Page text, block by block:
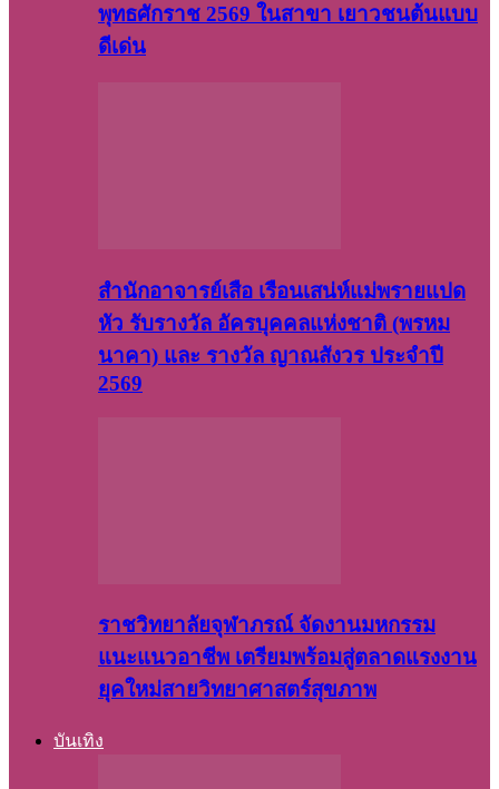
พุทธศักราช 2569 ในสาขา เยาวชนต้นแบบ
ดีเด่น
สำนักอาจารย์เสือ เรือนเสน่ห์แม่พรายแปด
หัว รับรางวัล อัครบุคคลแห่งชาติ (พรหม
นาคา) และ รางวัล ญาณสังวร ประจำปี
2569
ราชวิทยาลัยจุฬาภรณ์ จัดงานมหกรรม
แนะแนวอาชีพ เตรียมพร้อมสู่ตลาดแรงงาน
ยุคใหม่สายวิทยาศาสตร์สุขภาพ
บันเทิง